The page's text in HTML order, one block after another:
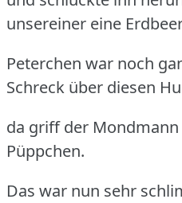
unsereiner eine
Peterchen war noch
Schreck über diesen
da griff der
Püppchen.
Das war nun sehr